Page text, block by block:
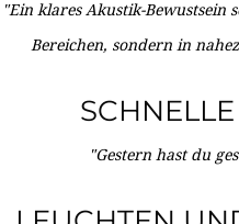
"Ein klares Akustik-Bewustsein
Bereichen, sondern in
"Gestern hast du